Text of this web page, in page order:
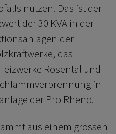
nutzen. Das ist der
der 30 KVA in der
der
das
Rosental und
in
der Pro Rheno.
aus einem grossen